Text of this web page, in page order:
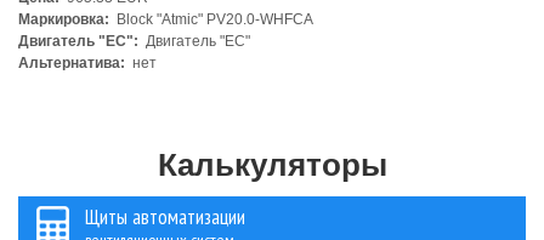
Маркировка:
Block "Atmic" PV20.0-WHFCA
Двигатель "ЕС": Двигатель "ЕС"
Альтернатива: нет
Калькуляторы
Щиты автоматизации